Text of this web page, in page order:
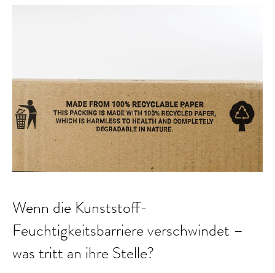
Wenn die Kunststoff-
Feuchtigkeitsbarriere verschwindet –
was tritt an ihre Stelle?